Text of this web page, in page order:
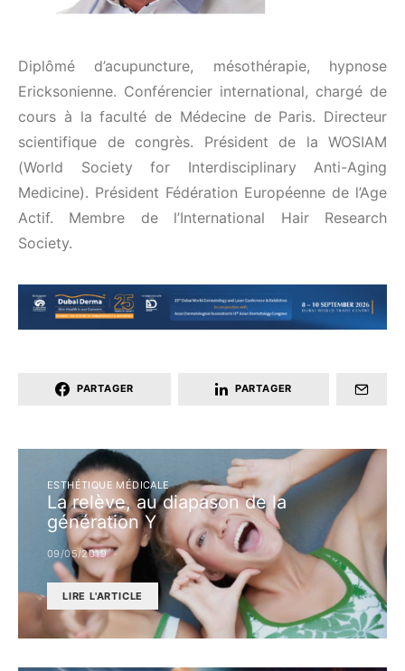
Diplômé d’acupuncture, mésothérapie, hypnose
Ericksonienne. Conférencier international, chargé de
cours à la faculté de Médecine de Paris. Directeur
scientifique de congrès. Président de la WOSIAM
(World Society for Interdisciplinary Anti-Aging
Medicine). Président Fédération Européenne de l’Age
Actif. Membre de l’International Hair Research
Society.
PARTAGER PARTAGER
ESTHÉTIQUE MÉDICALE
La relève, au diapason de la
génération Y
09/05/2019
LIRE L'ARTICLE